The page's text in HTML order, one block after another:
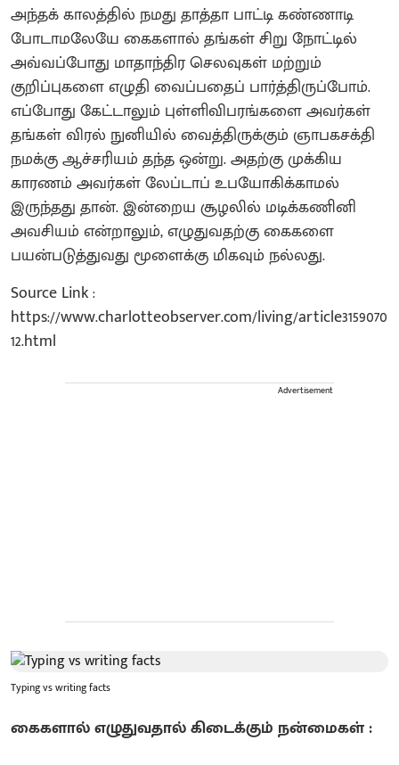
அந்தக் காலத்தில் நமது தாத்தா பாட்டி கண்ணாடி
போடாமலேயே கைகளால் தங்கள் சிறு நோட்டில்
அவ்வப்போது மாதாந்திர செலவுகள் மற்றும்
குறிப்புகளை எழுதி வைப்பதைப் பார்த்திருப்போம்.
எப்போது கேட்டாலும் புள்ளிவிபரங்களை அவர்கள்
தங்கள் விரல் நுனியில் வைத்திருக்கும் ஞாபகசக்தி
நமக்கு ஆச்சரியம் தந்த ஒன்று. அதற்கு முக்கிய
காரணம் அவர்கள் லேப்டாப் உபயோகிக்காமல்
இருந்தது தான். இன்றைய சூழலில் மடிக்கணினி
அவசியம் என்றாலும், எழுதுவதற்கு கைகளை
பயன்படுத்துவது மூளைக்கு மிகவும் நல்லது.
Source Link :
https://www.charlotteobserver.com/living/article3159070
12.html
Advertisement
Typing vs writing facts
கைகளால் எழுதுவதால் கிடைக்கும் நன்மைகள் :